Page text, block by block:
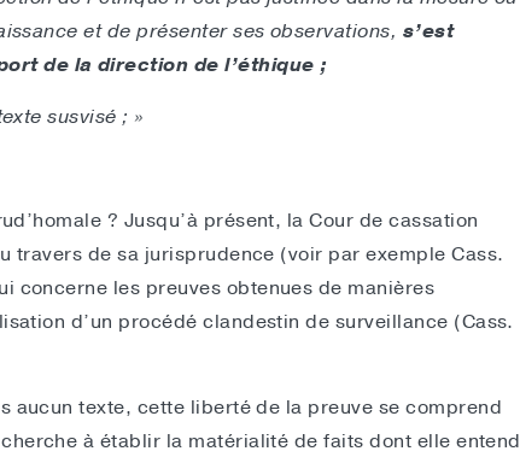
et de présenter ses observations, s’est
de la direction de l’éthique ;
susvisé ; »
? Jusqu’à présent, la Cour de cassation
travers de sa jurisprudence (voir par exemple Cass.
concerne les preuves obtenues de manières
d’un procédé clandestin de surveillance (Cass.
aucun texte, cette liberté de la preuve se comprend
à établir la matérialité de faits dont elle entend